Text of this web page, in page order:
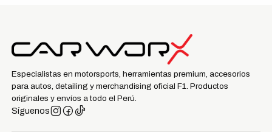
Especialistas en motorsports, herramientas premium, accesorios
para autos, detailing y merchandising oficial F1. Productos
originales y envíos a todo el Perú.
Síguenos